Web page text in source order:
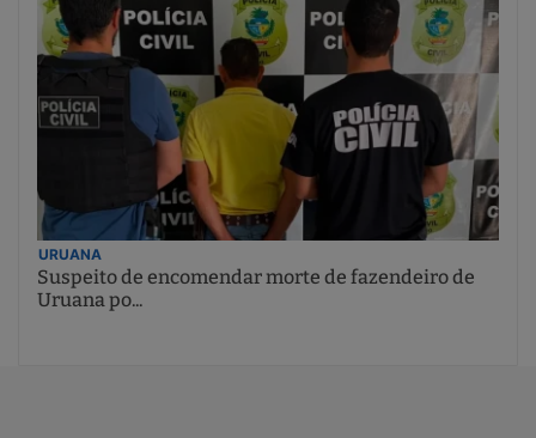
URUANA
Suspeito de encomendar morte de fazendeiro de
Uruana po...